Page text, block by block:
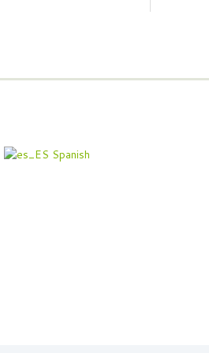
Spanish